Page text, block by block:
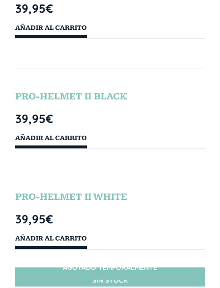
39,95€
AÑADIR AL CARRITO
PRO-HELMET II BLACK
39,95€
AÑADIR AL CARRITO
PRO-HELMET II WHITE
39,95€
AÑADIR AL CARRITO
SIN STOCK
AGOTADO TEMPORALMENTE